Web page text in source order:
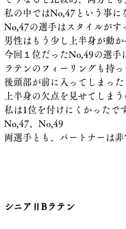
私の中ではNo,47という事に
No,47の選手はスタイルがす
男性はもう少し上半身が動
今回１位だったNo,49の選手
ラテンのフィーリングも持
後頭部が前に入ってしまった
上半身の欠点を見せてしまう
私は1位を付けにくかったで
No,47、No,49
両選手とも、パートナーは
シニアⅡBラテン